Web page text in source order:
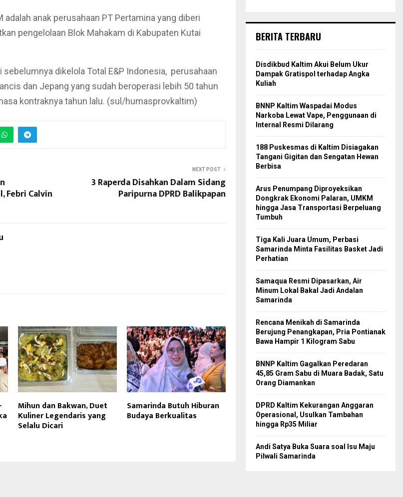
adalah anak perusahaan PT Pertamina yang diberi
pengelolaan Blok Mahakam di Kabupaten Kutai
dikelola Total E&P Indonesia, perusahaan
dan Jepang yang sudah beroperasi lebih 50 tahun
kontraknya tahun lalu. (sul/humasprovkaltim)
Febri Calvin
NEXT POST
3 Raperda Disahkan Dalam Sidang
Paripurna DPRD Balikpapan
Mihun dan Bakwan, Duet
Kuliner Legendaris yang
Selalu Dicari
Samarinda Butuh Hiburan
Budaya Berkualitas
BERITA TERBARU
Disdikbud Kaltim Akui Belum Ukur
Dampak Gratispol terhadap Angka
Kuliah
BNNP Kaltim Waspadai Modus
Narkoba Lewat Vape, Penggunaan di
Internal Resmi Dilarang
188 Puskesmas di Kaltim Disiagakan
Tangani Gigitan dan Sengatan Hewan
Berbisa
Arus Penumpang Diproyeksikan
Dongkrak Ekonomi Palaran, UMKM
hingga Jasa Transportasi Berpeluang
Tumbuh
Tiga Kali Juara Umum, Perbasi
Samarinda Minta Fasilitas Basket Jadi
Perhatian
Samaqua Resmi Dipasarkan, Air
Minum Lokal Bakal Jadi Andalan
Samarinda
Rencana Menikah di Samarinda
Berujung Penangkapan, Pria Pontianak
Bawa Hampir 1 Kilogram Sabu
BNNP Kaltim Gagalkan Peredaran
45,85 Gram Sabu di Muara Badak, Satu
Orang Diamankan
DPRD Kaltim Kekurangan Anggaran
Operasional, Usulkan Tambahan
hingga Rp35 Miliar
Andi Satya Buka Suara soal Isu Maju
Pilwali Samarinda